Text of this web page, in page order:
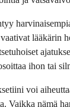
lääkärin
ihon tai
voi
Vaikka nämä